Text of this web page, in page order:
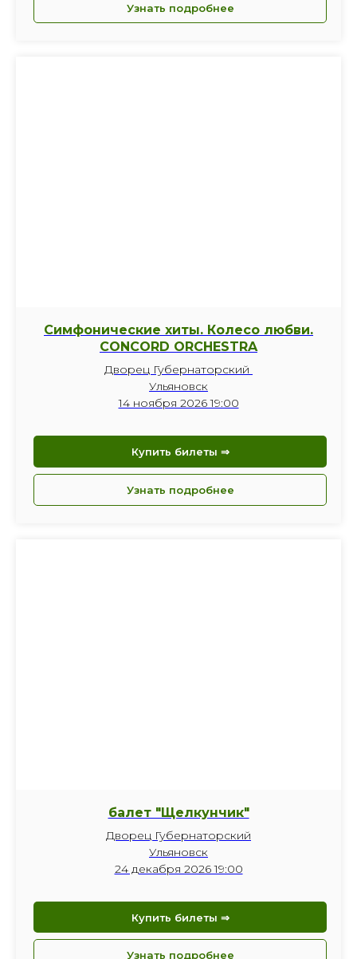
Узнать подробнее
Симфонические хиты. Колесо любви.
CONCORD ORCHESTRA
Дворец Губернаторский
Ульяновск
14 ноября 2026 19:00
Купить билеты ⇒
Узнать подробнее
балет "Щелкунчик"
Дворец Губернаторский
Ульяновск
24 декабря 2026 19:00
Купить билеты ⇒
Узнать подробнее